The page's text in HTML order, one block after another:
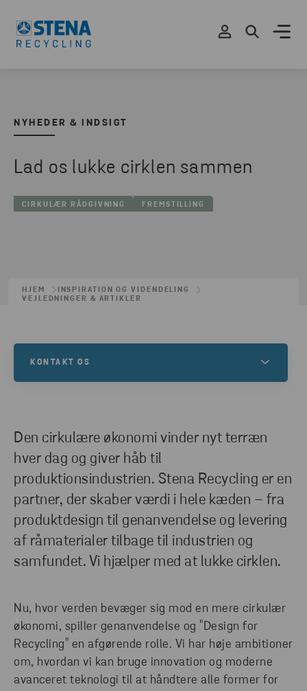
NYHEDER & INDSIGT
Lad os lukke cirklen sammen
CIRKULÆR RÅDGIVNING FREMSTILLING
HJEM
INSPIRATION OG VIDENDELING
VEJLEDNINGER & ARTIKLER
Den cirkulære økonomi vinder nyt terræn
hver dag og giver håb til
produktionsindustrien. Stena Recycling er en
partner, der skaber værdi i hele kæden – fra
produktdesign til genanvendelse og levering
af råmaterialer tilbage til industrien og
samfundet. Vi hjælper med at lukke cirklen.
Nu, hvor verden bevæger sig mod en mere cirkulær
økonomi, spiller genanvendelse og "Design for
Recycling" en afgørende rolle. Vi har høje ambitioner
om, hvordan vi kan bruge innovation og moderne
avanceret teknologi til at håndtere alle former for
KONTAKT OS
genanvendelsesbehov.
KONTAKT OS